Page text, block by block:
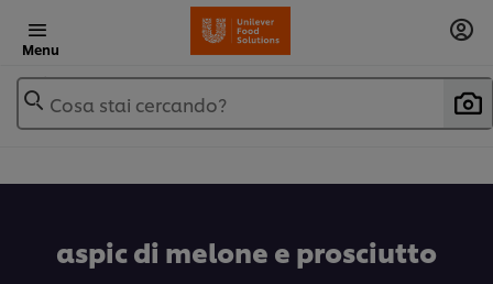
Menu
Cosa stai cercando?
aspic di melone e prosciutto